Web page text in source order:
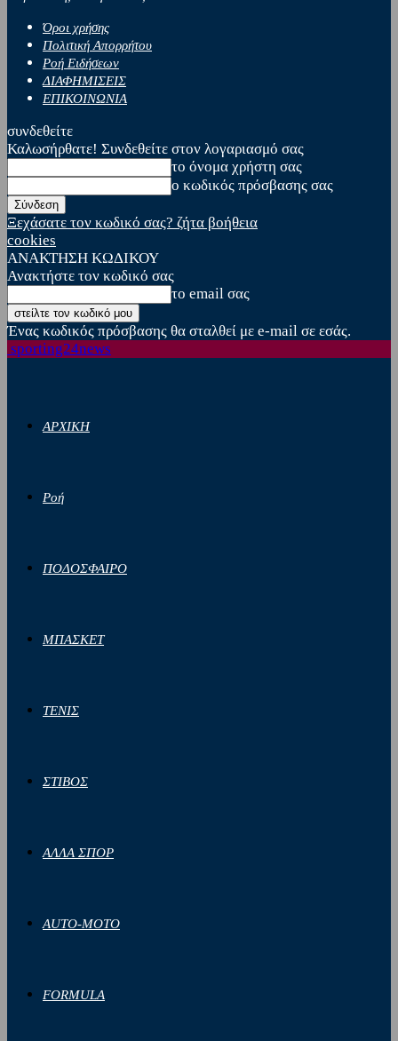
Όροι χρήσης
Πολιτική Απορρήτου
Ροή Ειδήσεων
ΔΙΑΦΗΜΙΣΕΙΣ
ΕΠΙΚΟΙΝΩΝΙΑ
συνδεθείτε
Καλωσήρθατε! Συνδεθείτε στον λογαριασμό σας
το όνομα χρήστη σας
ο κωδικός πρόσβασης σας
Ξεχάσατε τον κωδικό σας? ζήτα βοήθεια
cookies
ΑΝΑΚΤΗΣΗ ΚΩΔΙΚΟΥ
Ανακτήστε τον κωδικό σας
το email σας
Ένας κωδικός πρόσβασης θα σταλθεί με e-mail σε εσάς.
sporting24news
ΑΡΧΙΚΗ
Ροή
ΠΟΔΟΣΦΑΙΡΟ
ΜΠΑΣΚΕΤ
ΤΕΝΙΣ
ΣΤΙΒΟΣ
ΑΛΛΑ ΣΠΟΡ
AUTO-MOTO
FORMULA